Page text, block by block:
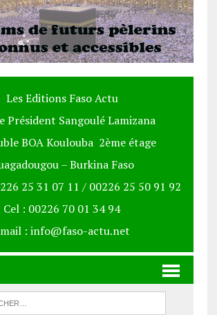
Les Editions Faso Actu
Président Sangoulé Lamizana
BOA Koulouba 2ème étage
– Burkina Faso
25 31 07 11 / 00226 25 50 91 92
Cel : 00226 70 01 34 94
: info@faso-actu.net